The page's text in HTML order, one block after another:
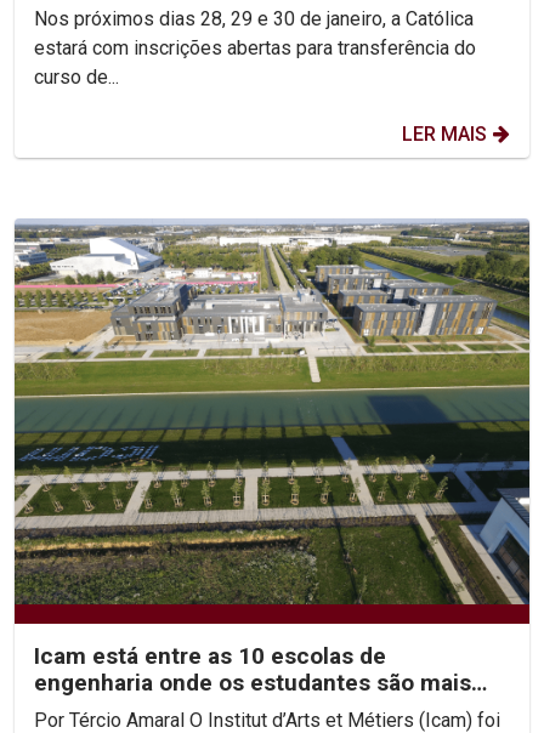
Nos próximos dias 28, 29 e 30 de janeiro, a Católica
estará com inscrições abertas para transferência do
curso de...
LER MAIS
Icam está entre as 10 escolas de
engenharia onde os estudantes são mais
felizes
Por Tércio Amaral O Institut d’Arts et Métiers (Icam) foi